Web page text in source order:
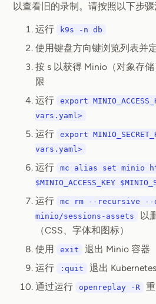
以查看旧的录制。请按照以下步骤
运行 k9s -n db
使用键盘方向键浏览列表并
按 s 以获得 Minio（对象存
限
运行
export
vars.yaml>
运行
export
vars.yaml>
运行
mc alias set minio
$MINIO_ACCESS_KEY
运行
mc rm --recursive --
minio/sessions-assets
以
（CSS、字体和图标）
使用
exit
退出 Minio 容器
运行
:quit
退出
通过运行
openreplay -R